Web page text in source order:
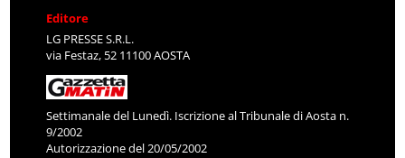
Editore
LG PRESSE S.R.L.
via Festaz, 52 11100 AOSTA
Settimanale del Lunedì. Iscrizione al Tribunale di Aosta n.
9/2002
Autorizzazione del 20/05/2002